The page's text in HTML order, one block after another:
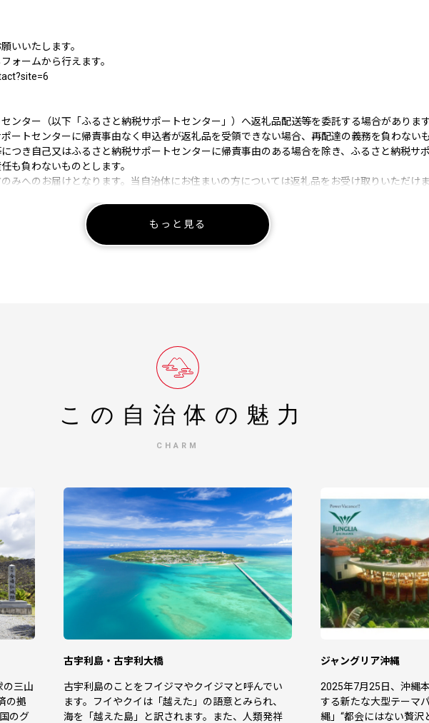
いいたします。
ォームから行えます。
ンター（以下「ふるさと納税サポートセンター」）へ返礼品配送等を委託する場合があります
ートセンターに帰責事由なく申込者が返礼品を受領できない場合、再配達の義務を負わないも
つき自己又はふるさと納税サポートセンターに帰責事由のある場合を除き、ふるさと納税サ
も負わないものとします。
みへのお届けとなります。当自治体にお住まいの方については返礼品をお受け取りいただけ
の変更は出来ません。入力内容に間違いないかご確認ください。
より返礼品を変更し提供を中止する場合があります。 返礼品を変更する場合、当自治体もし
詳しくは各返礼品ページ内に案内がございますのでそちらをご確認ください。
お受取りください。長期不在等寄附者様事由による返送、劣化においては再送はいたしかねま
けいたします（複数の返礼品の同一梱包はいたしかねます）。
センターより返礼品配送および配送情報等の確認方法に関する案内を送付します。
をふるさと納税サポートセンターに委託しており寄附申込情報をふるさと納税サポートセンタ
合は、寄附者様の氏名を配送伝票に印字いたします。
もっと見る
この自治体の 魅力
CHARM
の三山
の拠
のグ
古宇利島・古宇利大橋
古宇利島のことをフイジマやクイジマと呼んでい
ます。フイやクイは「越えた」の語意とみられ、
海を「越えた島」と訳されます。また、人類発祥
ジャングリア沖縄
2025年7月25日、沖縄
する新たな大型テーマ
縄」“都会にはない贅沢